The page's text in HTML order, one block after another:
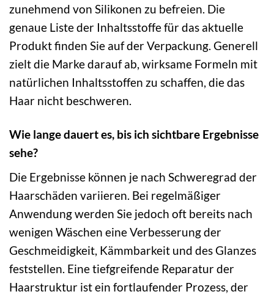
zunehmend von Silikonen zu befreien. Die
genaue Liste der Inhaltsstoffe für das aktuelle
Produkt finden Sie auf der Verpackung. Generell
zielt die Marke darauf ab, wirksame Formeln mit
natürlichen Inhaltsstoffen zu schaffen, die das
Haar nicht beschweren.
Wie lange dauert es, bis ich sichtbare Ergebnisse
sehe?
Die Ergebnisse können je nach Schweregrad der
Haarschäden variieren. Bei regelmäßiger
Anwendung werden Sie jedoch oft bereits nach
wenigen Wäschen eine Verbesserung der
Geschmeidigkeit, Kämmbarkeit und des Glanzes
feststellen. Eine tiefgreifende Reparatur der
Haarstruktur ist ein fortlaufender Prozess, der